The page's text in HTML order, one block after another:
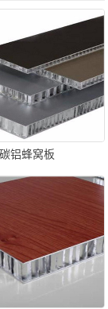
铝蜂窝板